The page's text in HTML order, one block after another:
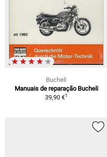
Bucheli
Manuais de reparação Bucheli
39,90 €1